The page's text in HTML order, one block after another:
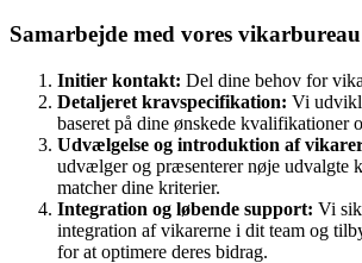
Samarbejde med vores
Initier kontakt: Del dine behov for
Detaljeret kravspecifikation: Vi
baseret på dine ønskede kvalifikationer
Udvælgelse og introduktion af
udvælger og præsenterer nøje udvalgte
matcher dine kriterier.
Integration og løbende support: Vi
integration af vikarerne i dit team og
for at optimere deres bidrag.